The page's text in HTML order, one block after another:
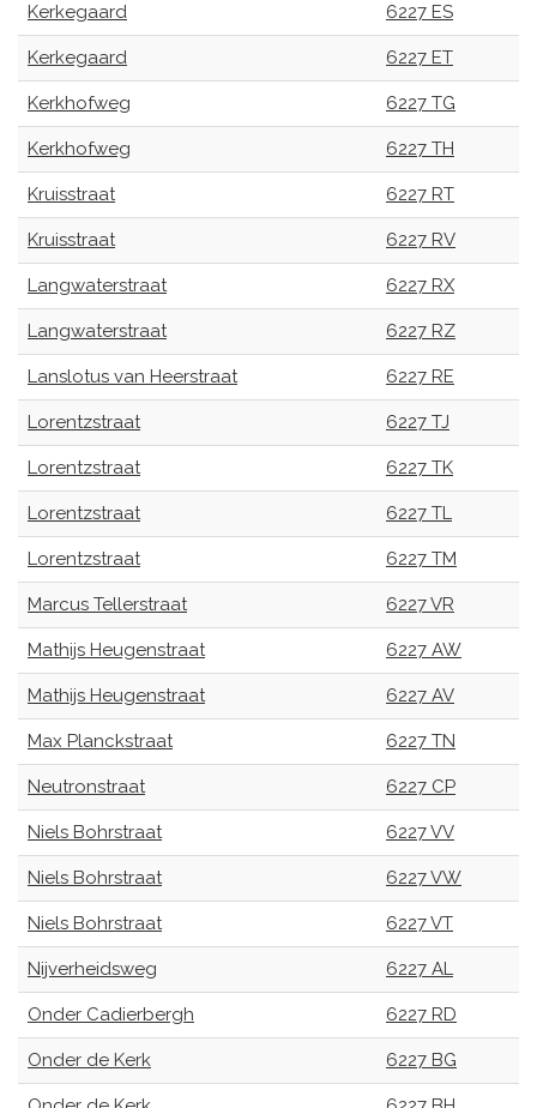
Kerkegaard 6227 ES
Kerkegaard 6227 ET
Kerkhofweg 6227 TG
Kerkhofweg 6227 TH
Kruisstraat 6227 RT
Kruisstraat 6227 RV
Langwaterstraat 6227 RX
Langwaterstraat 6227 RZ
Lanslotus van Heerstraat 6227 RE
Lorentzstraat 6227 TJ
Lorentzstraat 6227 TK
Lorentzstraat 6227 TL
Lorentzstraat 6227 TM
Marcus Tellerstraat 6227 VR
Mathijs Heugenstraat 6227 AW
Mathijs Heugenstraat 6227 AV
Max Planckstraat 6227 TN
Neutronstraat 6227 CP
Niels Bohrstraat 6227 VV
Niels Bohrstraat 6227 VW
Niels Bohrstraat 6227 VT
Nijverheidsweg 6227 AL
Onder Cadierbergh 6227 RD
Onder de Kerk 6227 BG